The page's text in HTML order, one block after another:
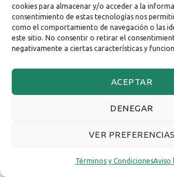
cookies para almacenar y/o acceder a la
consentimiento de estas tecnologías nos
como el comportamiento de navegación o las
este sitio. No consentir o retirar el
negativamente a ciertas características y
ACEPTAR
DENEGAR
VER PREFERENCIAS
Términos y CondicionesAviso